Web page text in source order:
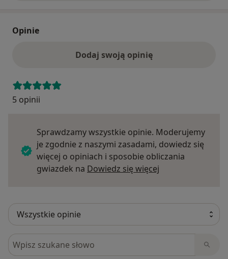
Opinie
Dodaj swoją opinię
5 opinii
Sprawdzamy wszystkie opinie. Moderujemy
je zgodnie z naszymi zasadami, dowiedz się
więcej o opiniach i sposobie obliczania
gwiazdek na Dowiedz się więcej
Szukaj w opiniach